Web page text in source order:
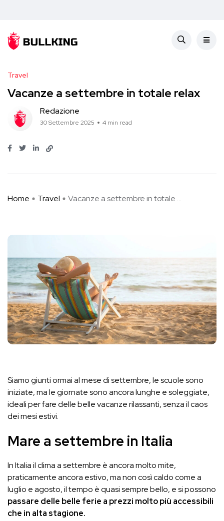
Travel
Vacanze a settembre in totale relax
Redazione
30 Settembre 2025 4 min read
Home Travel Vacanze a settembre in totale ...
Siamo giunti ormai al mese di settembre, le scuole sono
iniziate, ma le giornate sono ancora lunghe e soleggiate,
ideali per fare delle belle vacanze rilassanti, senza il caos
dei mesi estivi.
Mare a settembre in Italia
In Italia il clima a settembre è ancora molto mite,
praticamente ancora estivo, ma non così caldo come a
luglio e agosto, il tempo è quasi sempre bello, e si possono
passare delle belle ferie a prezzi molto più accessibili
che in alta stagione.